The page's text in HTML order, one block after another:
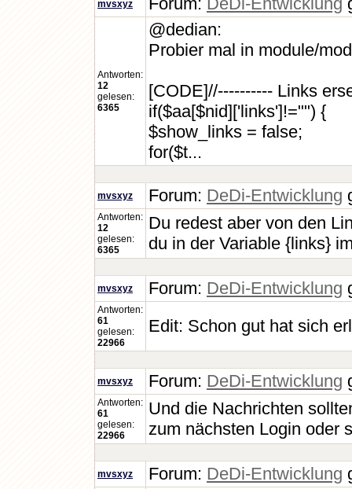
mvsxyz
Antworten:
12
gelesen:
6365
@dedian:
Probier mal in module/
[CODE]//---------- Links
if($aa[$nid]['links']!="") {
$show_links = false;
for($t...
mvsxyz Forum: DeDi-Entwicklung
Antworten:
12
gelesen:
6365
Du redest aber von den
du in der Variable {links}
mvsxyz Forum: DeDi-Entwicklung
Antworten:
61
gelesen:
22966
Edit: Schon gut hat sich
mvsxyz Forum: DeDi-Entwicklung
Antworten:
61
gelesen:
22966
Und die Nachrichten
zum nächsten Login oder
mvsxyz Forum: DeDi-Entwicklung